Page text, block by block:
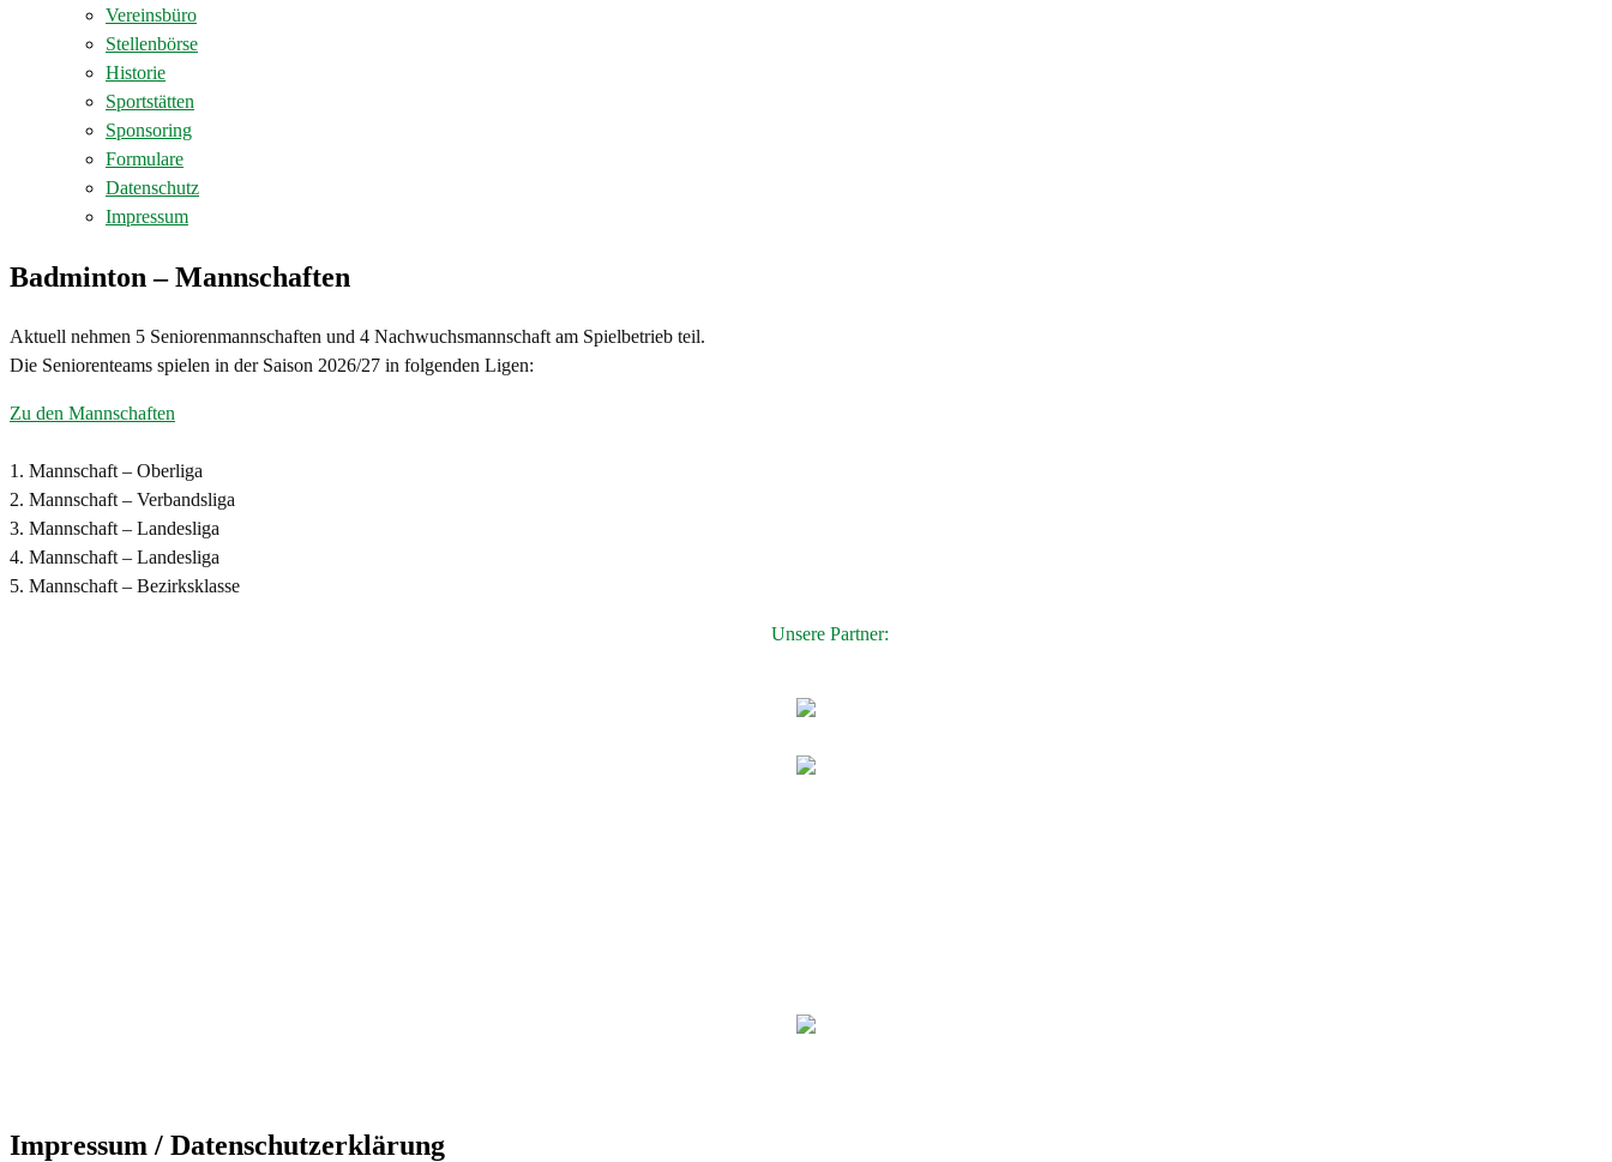
Vereinsbüro
Stellenbörse
Historie
Sportstätten
Sponsoring
Formulare
Datenschutz
Impressum
Badminton – Mannschaften
Aktuell nehmen 5 Seniorenmannschaften und 4 Nachwuchsmannschaft am Spielbetrieb teil.
Die Seniorenteams spielen in der Saison 2026/27 in folgenden Ligen:
Zu den Mannschaften
1. Mannschaft – Oberliga
2. Mannschaft – Verbandsliga
3. Mannschaft – Landesliga
4. Mannschaft – Landesliga
5. Mannschaft – Bezirksklasse
Unsere Partner:
Impressum / Datenschutzerklärung